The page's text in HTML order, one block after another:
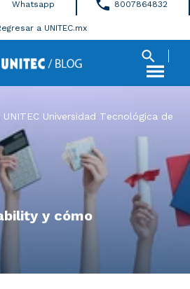
Whatsapp 8007864832
a UNITEC.mx
Universidad Tecnológica de
y cómo